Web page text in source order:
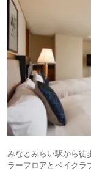
みなとみらい駅から徒
ラーフロアとベイクラ